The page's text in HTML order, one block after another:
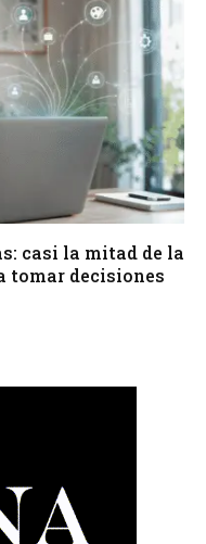
casi la mitad de la
tomar decisiones